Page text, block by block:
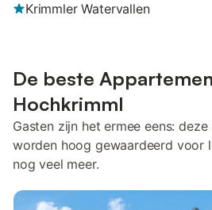
Krimmler Watervallen
De beste
Hochkrimml
Gasten zijn het ermee eens:
worden hoog gewaardeerd voor
nog veel meer.